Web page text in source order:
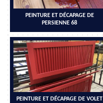
PEINTURE ET DÉCAPAGE DE
PERSIENNE 68
PEINTURE ET DÉCAPAGE DE VOLET